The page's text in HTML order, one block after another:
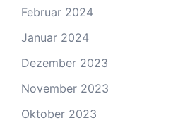
Februar 2024
Januar 2024
Dezember 2023
November 2023
Oktober 2023